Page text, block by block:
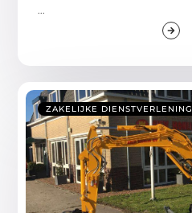
...
ZAKELIJKE DIENSTVERLENING